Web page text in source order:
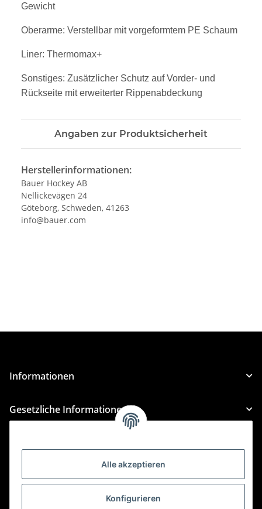
Alle akzeptieren
Konfigurieren
Gewicht
Oberarme: Verstellbar mit vorgeformtem PE Schaum
Liner: Thermomax+
Sonstiges: Zusätzlicher Schutz auf Vorder- und
Rückseite mit erweiterter Rippenabdeckung
Angaben zur Produktsicherheit
Herstellerinformationen:
Bauer Hockey AB
Nellickevägen 24
Göteborg, Schweden, 41263
info@bauer.com
Informationen
Gesetzliche Informationen
Für Custom Anfragen und Custom Bestellungen auch
custom@htr-shop.com